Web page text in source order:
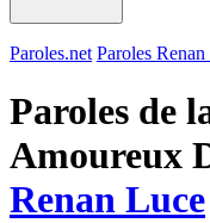
Paroles.net Paroles
Paroles de
Amoureux
Renan Luce